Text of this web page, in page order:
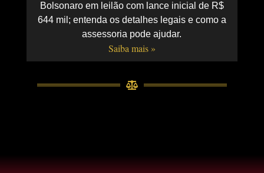
Bolsonaro em leilão com lance inicial de R$
644 mil; entenda os detalhes legais e como a
assessoria pode ajudar.
Saiba mais »